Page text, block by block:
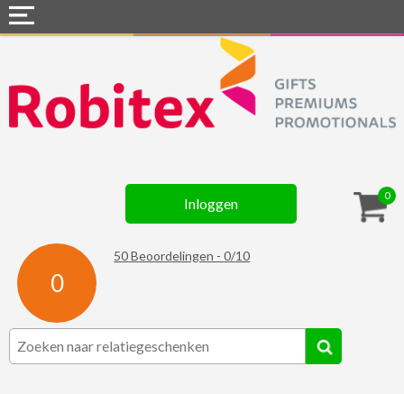
0
Inloggen
0
50Beoordelingen -0/10
Webshops
Snel naar »
Assortiment
Contact
☆ Prijsknallers ☆